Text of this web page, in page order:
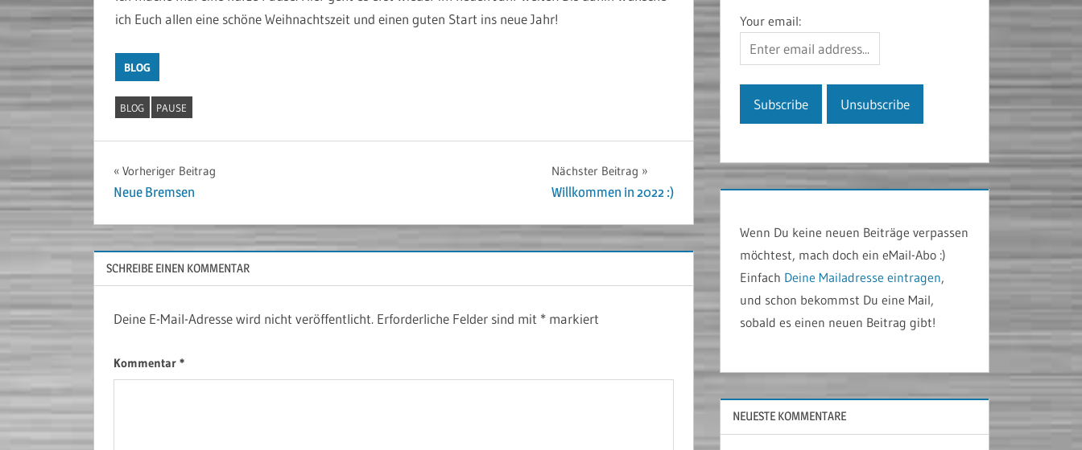
ich Euch allen eine schöne Weihnachtszeit und einen guten Start ins neue Jahr!
BLOG
BLOG PAUSE
Beitragsnavigation
Vorheriger Beitrag
Neue Bremsen
Nächster Beitrag
Willkommen in 2022 :)
SCHREIBE EINEN KOMMENTAR
Deine E-Mail-Adresse wird nicht veröffentlicht. Erforderliche Felder sind mit * markiert
Kommentar *
Your email:
Wenn Du keine neuen Beiträge verpassen
möchtest, mach doch ein eMail-Abo :)
Einfach Deine Mailadresse eintragen,
und schon bekommst Du eine Mail,
sobald es einen neuen Beitrag gibt!
NEUESTE KOMMENTARE